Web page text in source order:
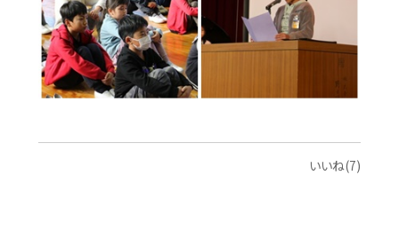
いいね(7)